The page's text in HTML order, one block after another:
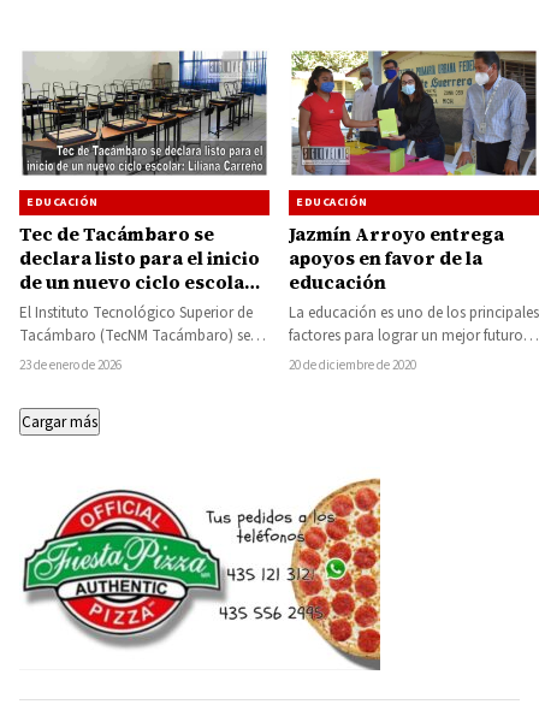
EDUCACIÓN
Tec de Tacámbaro se
declara listo para el inicio
de un nuevo ciclo escolar:
Liliana Carreño
El Instituto Tecnológico Superior de
Tacámbaro (TecNM Tacámbaro) se
encuentra preparado para el arranque
23 de enero de 2026
EDUCACIÓN
Jazmín Arroyo entrega
apoyos en favor de la
educación
La educación es uno de los principales
factores para lograr un mejor futuro,
así lo declaró la alcaldesa…
20 de diciembre de 2020
Cargar más